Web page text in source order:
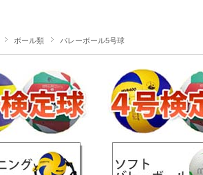
ボール類 バレーボール5号球